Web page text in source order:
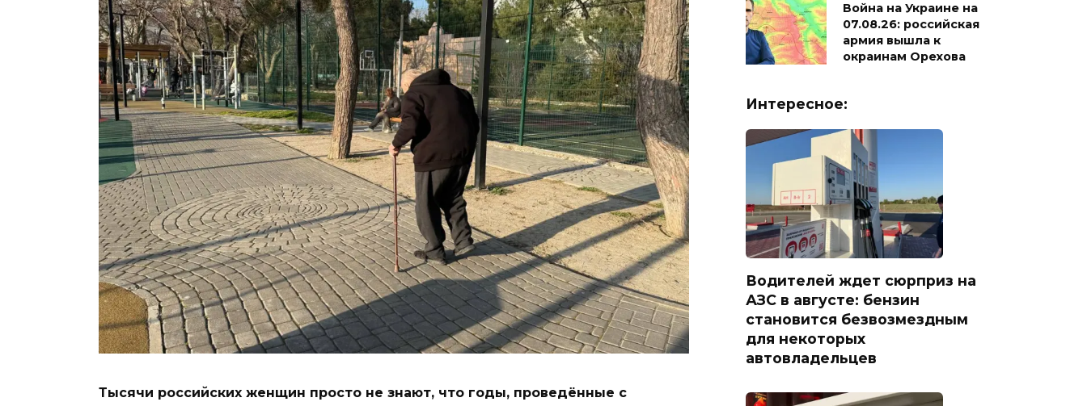
Тысячи российских женщин просто не знают, что годы, проведённые с
Война на Украине на
07.08.26: российская
армия вышла к
окраинам Орехова
Интересное:
Водителей ждет сюрприз на
АЗС в августе: бензин
становится безвозмездным
для некоторых
автовладельцев